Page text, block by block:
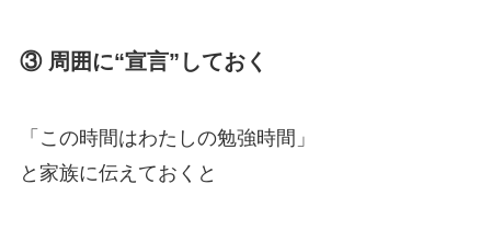
③ 周囲に“宣言”しておく
「この時間はわたしの勉強時間」
と家族に伝えておくと